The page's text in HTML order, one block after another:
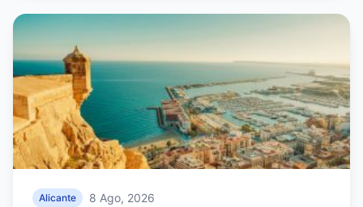
Alicante 8 Ago, 2026